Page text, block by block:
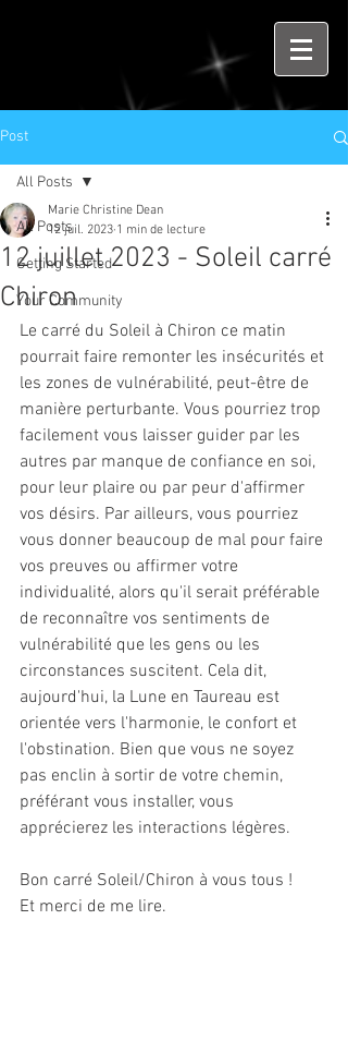
Post
All Posts
Getting Started
Your Community
All Posts
12 juillet 2023 - Soleil carré
Chiron
Marie Christine Dean
12 juil. 2023 1 min de lecture
Le carré du Soleil à Chiron ce matin
pourrait faire remonter les insécurités et
les zones de vulnérabilité, peut-être de
manière perturbante. Vous pourriez trop
facilement vous laisser guider par les
autres par manque de confiance en soi,
pour leur plaire ou par peur d'affirmer
vos désirs. Par ailleurs, vous pourriez
vous donner beaucoup de mal pour faire
vos preuves ou affirmer votre
individualité, alors qu'il serait préférable
de reconnaître vos sentiments de
vulnérabilité que les gens ou les
circonstances suscitent. Cela dit,
aujourd'hui, la Lune en Taureau est
orientée vers l'harmonie, le confort et
l'obstination. Bien que vous ne soyez
pas enclin à sortir de votre chemin,
préférant vous installer, vous
apprécierez les interactions légères.
Bon carré Soleil/Chiron à vous tous !
Et merci de me lire.